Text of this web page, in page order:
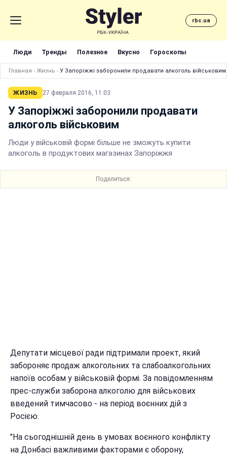
rbc.ua
Люди Тренды Полезное Вкусно Гороскопы
Главная › Жизнь › У Запоріжжі заборонили продавати алкоголь військовим
ЖИЗНЬ 27 февраля 2016, 11:03
У Запоріжжі заборонили продавати
алкоголь військовим
Люди у військовій формі більше не зможуть купити
алкоголь в продуктових магазинах Запоріжжя
Поделиться:
Депутати місцевої ради підтримали проект, який
забороняє продаж алкогольних та слабоалкогольних
напоїв особам у військовій формі. За повідомленням
прес-служби заборона алкоголю для військових
введений тимчасово - на період воєнних дій з
Росією.
"На сьогоднішній день в умовах воєнного конфлікту
на Донбасі важливими факторами є оборону,